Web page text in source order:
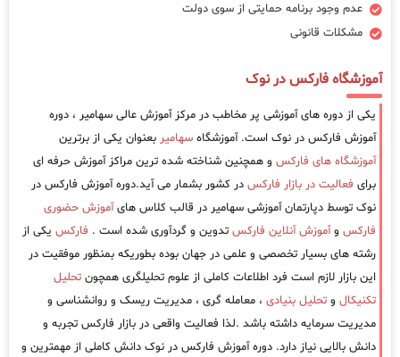
عدم وجود برنامه حمایتی از سوی دولت
مشکلات قانونی
آموزشگاه فارکس در نوک
یکی از دوره های آموزشی پر مخاطب در مرکز آموزش عالی سهامیر ، دوره
آموزش فارکس در نوک است. آموزشگاه سهامیر بعنوان یکی از برترین
آموزشگاه های فارکس و همچنین شناخته شده ترین مراکز آموزش حرفه ای
برای فعالیت در بازار فارکس در کشور بشمار می آید.دوره آموزش فارکس در
نوک توسط دپارتمان آموزشی سهامیر در قالب کلاس هایآموزش حضوری
فارکس وآموزش آنلاین فارکس تدوین و گردآوری شده است . فارکس یکی از
رشته های بسیار تخصصی و علمی در جهان بوده بطوریکه بمنظور موفقیت در
این بازار لازم است فرد اطلاعات کاملی از علوم تحلیلگری همچون تحلیل
تکنیکال و تحلیل بنیادی ، معامله گری ، مدیریت ریسک و روانشناسی و
مدیریت سرمایه داشته باشد .لذا فعالیت واقعی در بازار فارکس تجربه و
دانش بالایی نیاز دارد. دوره آموزش فارکس در نوک دانش کاملی از مهمترین و